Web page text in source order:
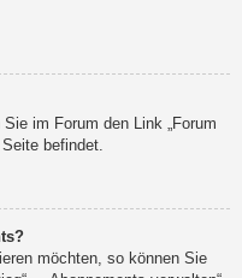
im Forum den Link „Forum
befindet.
möchten, so können Sie